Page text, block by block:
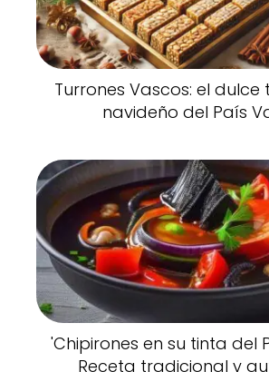
Turrones Vascos: el
navideño del País
'Chipirones en su tinta del
Receta tradicional y